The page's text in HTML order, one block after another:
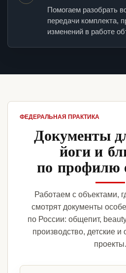
Помогаем разобрать
передачи комплекта,
изменений в работе
ФЕДЕРАЛЬНАЯ ПРАКТИКА
Документы
йоги и
по профилю
Работаем с объектами,
смотрят документы
по России: общепит,
производство, детские
проекты.